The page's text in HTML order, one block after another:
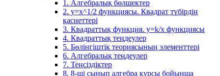
1. Алгебралық бөлшектер
2. у=х^1/2 функциясы. Квадрат түбірдің
қасиеттері
3. Квадраттық функция. у=k/x функциясы
4. Квадраттық теңдеулер
5. Бөлінгіштік теориясының элементтері
6. Алгебралық теңдеулер
7. Теңсіздіктер
8. 8-ші сынып алгебра курсы бойынша